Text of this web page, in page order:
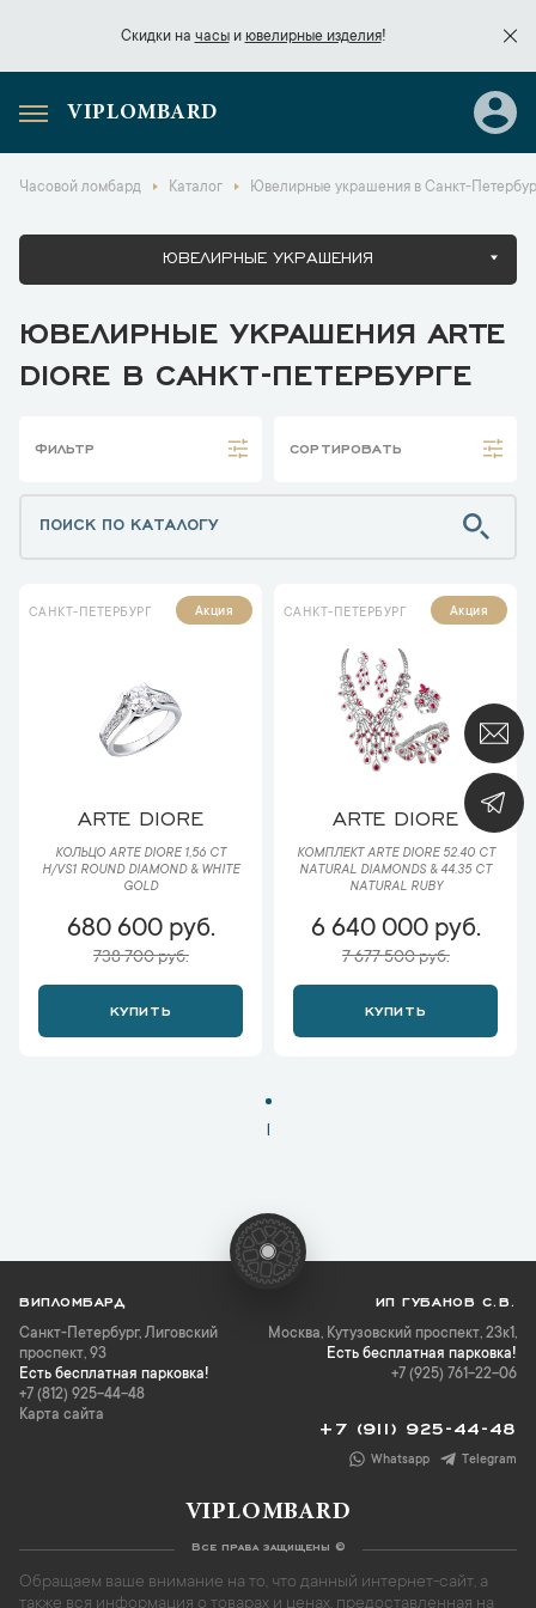
Скидки на часыи ювелирные изделия!
Скидки начасы
VIPLOMBARD
Часовой ломбард Каталог Ювелирные украшения в Санкт-
ЮВЕЛИРНЫЕ УКРАШЕНИЯ
ЮВЕЛИРНЫЕ УКРАШЕНИЯ ARTE
DIORE В САНКТ-ПЕТЕРБУРГЕ
ФИЛЬТР СОРТИРОВАТЬ
САНКТ-ПЕТЕРБУРГ Акция
ARTE DIORE
КОЛЬЦО ARTE DIORE 1,56 CT
H/VS1 ROUND DIAMOND & WHITE
GOLD
680 600 руб.
738 700 руб.
КУПИТЬ
САНКТ-ПЕТЕРБУРГ Акция
ARTE DIORE
КОМПЛЕКТ ARTE DIORE 52.40 CT
NATURAL DIAMONDS & 44.35 CT
NATURAL RUBY
6 640 000 руб.
7 677 500 руб.
КУПИТЬ
1
ВИПЛОМБАРД
Санкт-Петербург, Лиговский
проспект, 93
Есть бесплатная парковка!
+7 (812) 925-44-48
Карта сайта
ИП ГУБАНОВ С.В.
Москва, Кутузовский проспект, 23к1,
Есть бесплатная парковка!
+7 (925) 761-22-06
+7 (911) 925-44-48
Whatsapp Telegram
VIPLOMBARD
Все права защищены ©
Обращаем ваше внимание на то, что данный интернет-сайт, а